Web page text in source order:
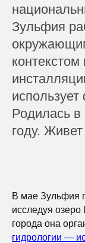
Зульфия
контекстом
Родилась
году.
В мае Зульфия
исследуя
города она
гидрологии —